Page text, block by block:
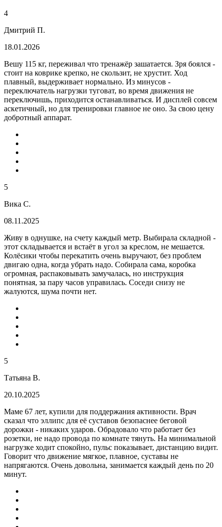
4
Дмитрий П.
18.01.2026
Вешу 115 кг, переживал что тренажёр зашатается. Зря боялся -
стоит на коврике крепко, не скользит, не хрустит. Ход
плавный, выдерживает нормально. Из минусов -
переключатель нагрузки туговат, во время движения не
переключишь, приходится останавливаться. И дисплей совсем
аскетичный, но для тренировки главное не оно. За свою цену
добротный аппарат.
5
Вика С.
08.11.2025
Живу в однушке, на счету каждый метр. Выбирала складной -
этот складывается и встаёт в угол за креслом, не мешается.
Колёсики чтобы перекатить очень выручают, без проблем
двигаю одна, когда убрать надо. Собирала сама, коробка
огромная, распаковывать замучалась, но инструкция
понятная, за пару часов управилась. Соседи снизу не
жалуются, шума почти нет.
5
Татьяна В.
20.10.2025
Маме 67 лет, купили для поддержания активности. Врач
сказал что эллипс для её суставов безопаснее беговой
дорожки - никаких ударов. Обрадовало что работает без
розетки, не надо провода по комнате тянуть. На минимальной
нагрузке ходит спокойно, пульс показывает, дистанцию видит.
Говорит что движение мягкое, плавное, суставы не
напрягаются. Очень довольна, занимается каждый день по 20
минут.